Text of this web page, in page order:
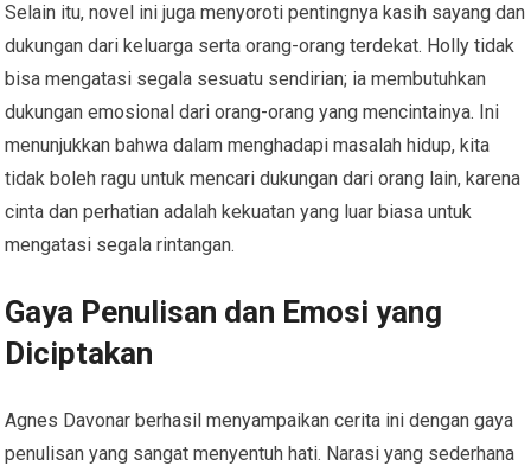
Selain itu, novel ini juga menyoroti pentingnya kasih sayang dan
dukungan dari keluarga serta orang-orang terdekat. Holly tidak
bisa mengatasi segala sesuatu sendirian; ia membutuhkan
dukungan emosional dari orang-orang yang mencintainya. Ini
menunjukkan bahwa dalam menghadapi masalah hidup, kita
tidak boleh ragu untuk mencari dukungan dari orang lain, karena
cinta dan perhatian adalah kekuatan yang luar biasa untuk
mengatasi segala rintangan.
Gaya Penulisan dan Emosi yang
Diciptakan
Agnes Davonar berhasil menyampaikan cerita ini dengan gaya
penulisan yang sangat menyentuh hati. Narasi yang sederhana